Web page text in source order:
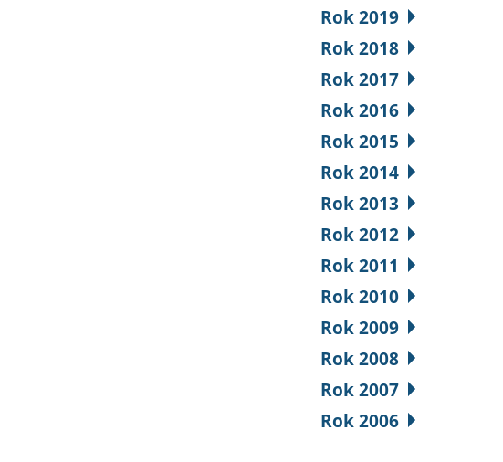
Rok 2019
Rok 2018
Rok 2017
Rok 2016
Rok 2015
Rok 2014
Rok 2013
Rok 2012
Rok 2011
Rok 2010
Rok 2009
Rok 2008
Rok 2007
Rok 2006